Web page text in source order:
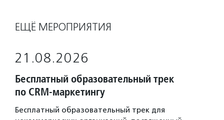
ЕЩЁ МЕРОПРИЯТИЯ
21.08.2026
Бесплатный образовательный трек
по CRM-маркетингу
Бесплатный образовательный трек для